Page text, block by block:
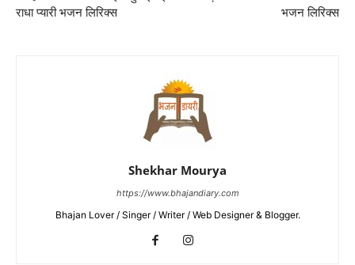
राधा प्यारी भजन लिरिक्स
भजन लिरिक्स
Shekhar Mourya
https://www.bhajandiary.com
Bhajan Lover / Singer / Writer / Web Designer & Blogger.